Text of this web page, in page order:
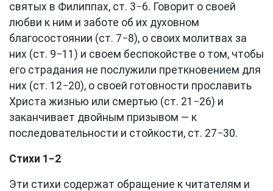
святых в Филиппах, ст. 3−6. Говорит о своей
любви к ним и заботе об их духовном
благосостоянии (ст. 7−8), о своих молитвах за
них (ст. 9−11 ) и своем беспокойстве о том, чтобы
его страдания не послужили преткновением для
них (ст. 12−20), о своей готовности прославить
Христа жизнью или смертью (ст. 21−26) и
заканчивает двойным призывом — к
последовательности и стойкости, ст. 27−30.
Стихи 1−2
Эти стихи содержат обращение к читателям и